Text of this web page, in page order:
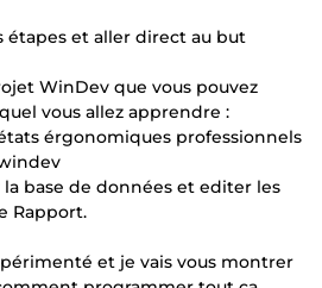
étapes et aller direct au but
WinDev que vous pouvez
vous allez apprendre :
érgonomiques professionnels
base de données et editer les
Rapport.
et je vais vous montrer